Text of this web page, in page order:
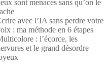
sont menacés sans qu’on le
avec l’IA sans perdre votre
: ma méthode en 6 étapes
: l’écorce, les
et le grand désordre